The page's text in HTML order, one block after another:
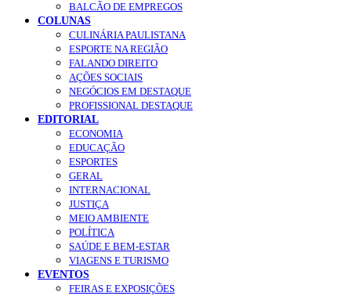
BALCÃO DE EMPREGOS
COLUNAS
CULINÁRIA PAULISTANA
ESPORTE NA REGIÃO
FALANDO DIREITO
AÇÕES SOCIAIS
NEGÓCIOS EM DESTAQUE
PROFISSIONAL DESTAQUE
EDITORIAL
ECONOMIA
EDUCAÇÃO
ESPORTES
GERAL
INTERNACIONAL
JUSTIÇA
MEIO AMBIENTE
POLÍTICA
SAÚDE E BEM-ESTAR
VIAGENS E TURISMO
EVENTOS
FEIRAS E EXPOSIÇÕES